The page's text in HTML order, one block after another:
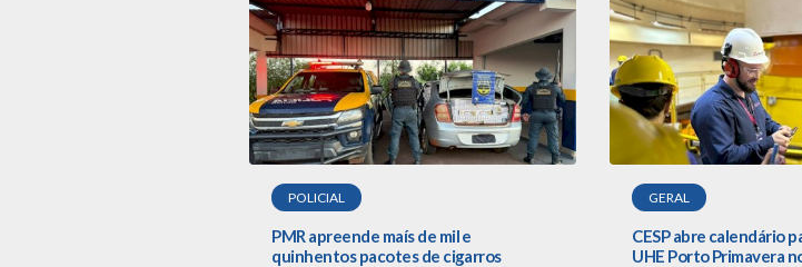
POLICIAL
PMR apreende maís de mil e
quinhentos pacotes de cigarros
GERAL
CESP abre calendário
UHE Porto Primavera